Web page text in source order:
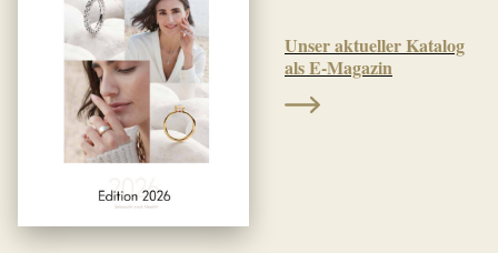
Unser aktueller Katalog
als E-Magazin